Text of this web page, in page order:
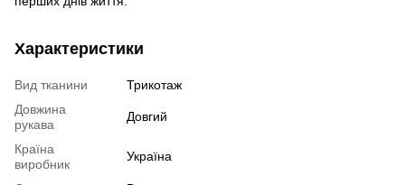
Характеристики
Вид тканини
Трикотаж
Довжина
рукава
Довгий
Країна
виробник
Україна